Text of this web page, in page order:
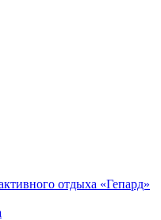
отдыха «Гепард»